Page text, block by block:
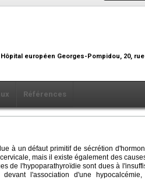
européen Georges-Pompidou, 20, rue
Références
à un défaut primitif de sécrétion
mais il existe également des
de l'hypoparathyroïdie sont dues à
l'association d'une